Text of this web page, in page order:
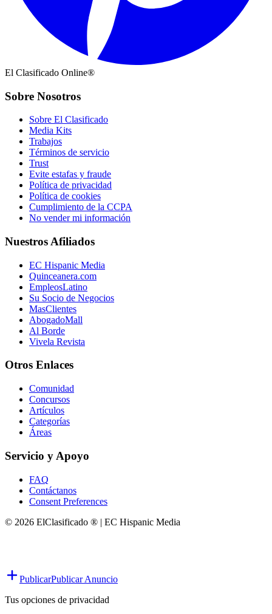
El Clasificado Online®
Sobre Nosotros
Sobre El Clasificado
Media Kits
Trabajos
Términos de servicio
Trust
Evite estafas y fraude
Política de privacidad
Política de cookies
Cumplimiento de la CCPA
No vender mi información
Nuestros Afiliados
EC Hispanic Media
Quinceanera.com
EmpleosLatino
Su Socio de Negocios
MasClientes
AbogadoMall
Al Borde
Vivela Revista
Otros Enlaces
Comunidad
Concursos
Artículos
Categorías
Áreas
Servicio y Apoyo
FAQ
Contáctanos
Consent Preferences
© 2026 ElClasificado ® | EC Hispanic Media
PublicarPublicar Anuncio
Tus opciones de privacidad